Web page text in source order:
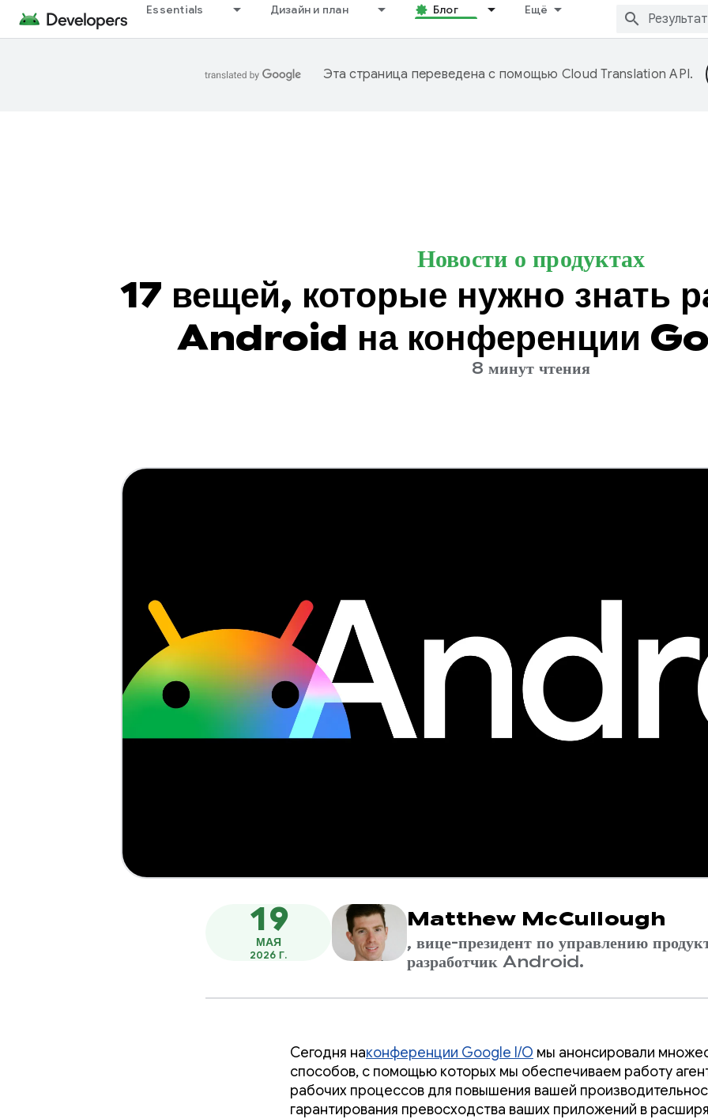
Essentials Дизайн и план Блог Ещё
Эта страница переведена с помощью Cloud Translation API.
Новости о продуктах
17 вещей, которые нужно знать
Android на конференции
8 минут чтения
19
МАЯ
2026 Г.
Matthew McCullough
, вице-президент по управлению
разработчик Android.
Сегодня наконференции Google I/O мы анонсировали
способов, с помощью которых мы обеспечиваем работу
рабочих процессов для повышения вашей
гарантирования превосходства ваших приложений в